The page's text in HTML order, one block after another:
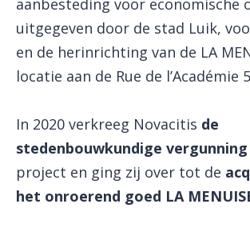
aanbesteding voor economische
uitgegeven door de stad Luik,
en de herinrichting van de LA
locatie aan de Rue de l’Académie
In 2020 verkreeg Novacitis de
stedenbouwkundige vergunning
project en ging zij over tot de
het onroerend goed LA